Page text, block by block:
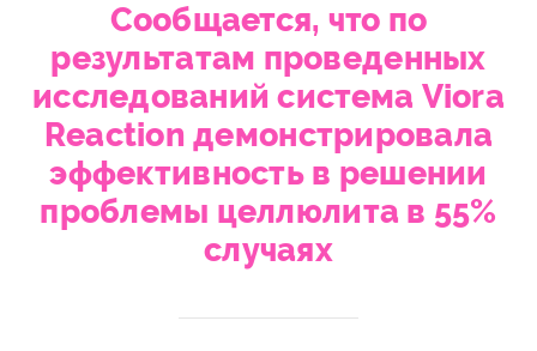
Сообщается, что по
результатам проведенных
исследований система Viora
Reaction демонстрировала
эффективность в решении
проблемы целлюлита в 55%
случаях